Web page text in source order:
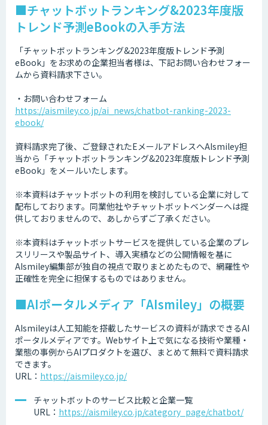
■チャットボットランキング&2023年度版
トレンド予測eBookの入手方法
「チャットボットランキング&2023年度版トレンド予測
eBook」をお求めの企業担当者様は、下記お問い合わせフォー
ムから資料請求下さい。
・お問い合わせフォーム
https://aismiley.co.jp/ai_news/chatbot-ranking-2023-
ebook/
資料請求完了後、ご登録されたEメールアドレスへAIsmiley担
当から「チャットボットランキング&2023年度版トレンド予測
eBook」をメールいたします。
※本資料はチャットボットの利用を検討している企業に対して
配布しております。同業他社やチャットボットベンダーへは提
供しておりませんので、あしからずご了承ください。
※本資料はチャットボットサービスを提供している企業のプレ
スリリースや製品サイト、導入実績などの公開情報を基に
AIsmiley編集部が独自の視点で取りまとめたもので、網羅性や
正確性を完全に担保するものではありません。
■AIポータルメディア「AIsmiley」の概要
AIsmileyは人工知能を搭載したサービスの資料が請求できるAI
ポータルメディアです。Webサイト上で気になる技術や業種・
業態の事例からAIプロダクトを選び、まとめて無料で資料請求
できます。
URL： https://aismiley.co.jp/
チャットボットのサービス比較と企業一覧
URL： https://aismiley.co.jp/category_page/chatbot/